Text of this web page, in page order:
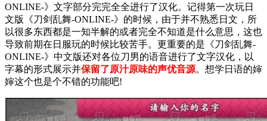
ONLINE-》文字部分完完全全进行了汉化。记得第一次玩日
文版《刀剑乱舞-ONLINE-》的时候，由于并不熟悉日文，所
以很多东西都是一知半解的或者完全不知道是什么意思，这也
导致前期在日服玩的时候比较苦手。更重要的是《刀剑乱舞-
ONLINE-》中文版还对各位刀男的语音进行了文字汉化，以
字幕的形式展示并保留了原汁原味的声优音源。想学日语的婶
婶这个也是个不错的功能吧!